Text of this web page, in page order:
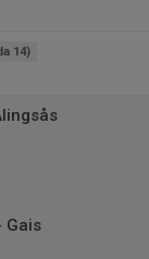
14)
Gais